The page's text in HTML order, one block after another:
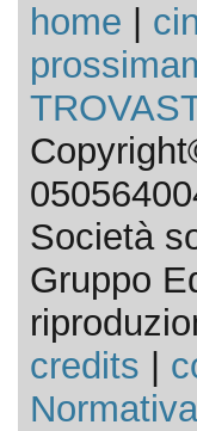
home
Società
Gruppo
credits